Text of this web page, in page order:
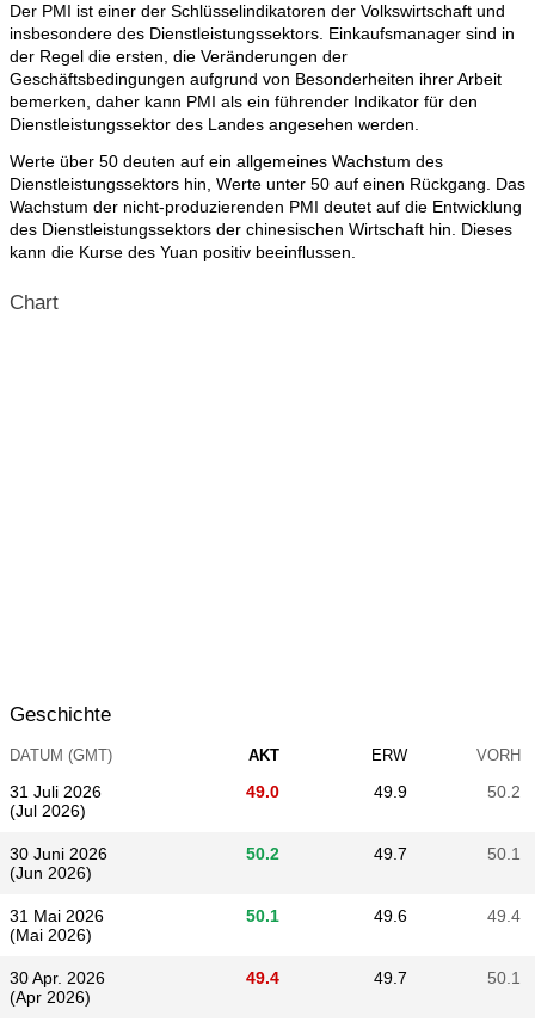
Der PMI ist einer der Schlüsselindikatoren der Volkswirtschaft und
insbesondere des Dienstleistungssektors. Einkaufsmanager sind in
der Regel die ersten, die Veränderungen der
Geschäftsbedingungen aufgrund von Besonderheiten ihrer Arbeit
bemerken, daher kann PMI als ein führender Indikator für den
Dienstleistungssektor des Landes angesehen werden.
Werte über 50 deuten auf ein allgemeines Wachstum des
Dienstleistungssektors hin, Werte unter 50 auf einen Rückgang. Das
Wachstum der nicht-produzierenden PMI deutet auf die Entwicklung
des Dienstleistungssektors der chinesischen Wirtschaft hin. Dieses
kann die Kurse des Yuan positiv beeinflussen.
Chart
Geschichte
DATUM (GMT) AKT ERW VORH
31 Juli 2026
(Jul 2026)
49.0 49.9 50.2
30 Juni 2026
(Jun 2026)
50.2 49.7 50.1
31 Mai 2026
(Mai 2026)
50.1 49.6 49.4
30 Apr. 2026
(Apr 2026)
49.4 49.7 50.1